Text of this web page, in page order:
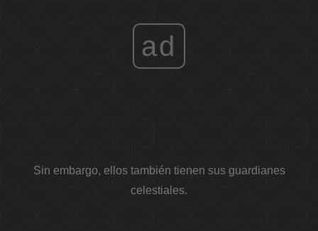
ad
Sin embargo, ellos también tienen sus guardianes
celestiales.